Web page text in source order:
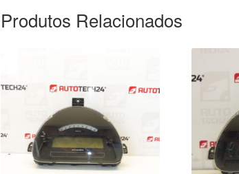
Produtos Relacionados